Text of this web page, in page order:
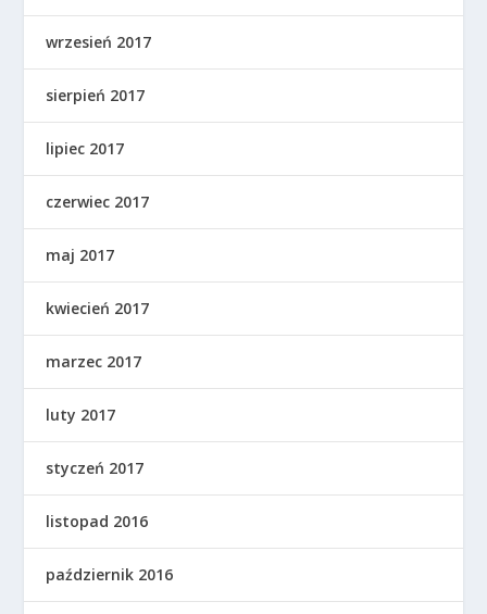
wrzesień 2017
sierpień 2017
lipiec 2017
czerwiec 2017
maj 2017
kwiecień 2017
marzec 2017
luty 2017
styczeń 2017
listopad 2016
październik 2016